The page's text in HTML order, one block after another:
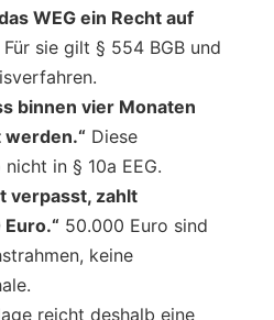
WEG ein Recht auf
Für sie gilt § 554 BGB und
binnen vier Monaten
Diese
in § 10a EEG.
verpasst, zahlt
50.000 Euro sind
keine
reicht deshalb eine